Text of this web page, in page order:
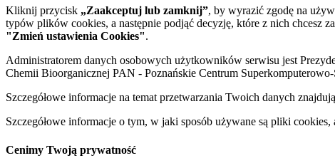
Kliknij przycisk „Zaakceptuj lub zamknij”, by wyrazić zgodę na
typów plików cookies, a następnie podjąć decyzję, które z nich chcesz
"Zmień ustawienia Cookies".
Administratorem danych osobowych użytkowników serwisu jest
Chemii Bioorganicznej PAN - Poznańskie Centrum
Szczegółowe informacje na temat przetwarzania Twoich danych
Szczegółowe informacje o tym, w jaki sposób używane są pliki
Cenimy Twoją prywatność